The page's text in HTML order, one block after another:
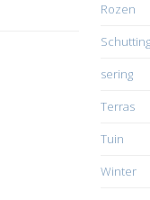
Rozen
Schutting
sering
Terras
Tuin
Winter